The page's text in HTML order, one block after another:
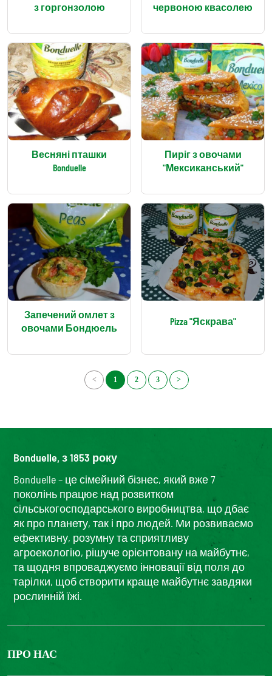
з горгонзолою
червоною квасолею
Весняні пташки
Bonduelle
Пиріг з овочами
"Мексиканський"
Запечений омлет з
овочами Бондюель
Pizza "Яскрава"
< 1 2 3 >
Bonduelle, з 1853 року
Bonduelle – це сімейний бізнес, який вже 7
поколінь працює над розвитком
сільськогосподарського виробництва, що дбає
як про планету, так і про людей. Ми розвиваємо
ефективну, розумну та сприятливу
агроекологію, рішуче орієнтовану на майбутнє,
та щодня впроваджуємо інновації від поля до
тарілки, щоб створити краще майбутнє завдяки
рослинній їжі.
ПРО НАС